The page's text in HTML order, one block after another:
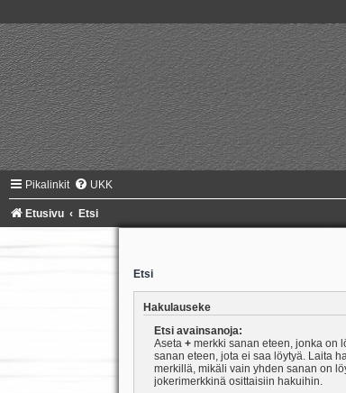
Pikalinkit UKK
Etusivu Etsi
Etsi
Hakulauseke
Etsi avainsanoja:
Aseta +merkki sanan eteen, jonka on
sanan eteen, jota ei saa löytyä. Laita
merkillä, mikäli vain yhden sanan on
jokerimerkkinä osittaisiin hakuihin.